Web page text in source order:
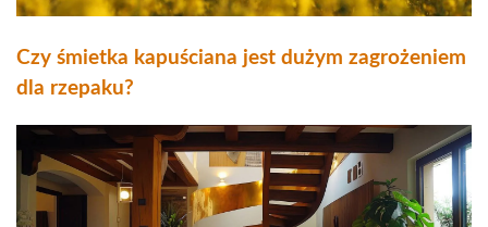
Czy śmietka kapuściana jest dużym zagrożeniem
dla rzepaku?